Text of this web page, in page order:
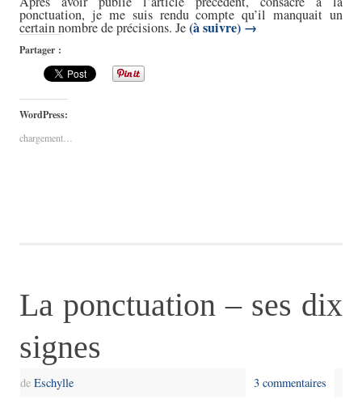
ponctuation, je me suis rendu compte qu’il manquait un
certain nombre de précisions. Je(à suivre) →
Partager :
WordPress:
chargement…
La ponctuation – ses dix
signes
deEschylle 3 commentaires